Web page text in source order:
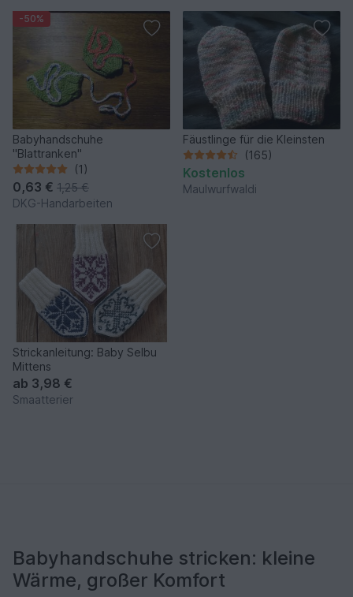
-50%
Babyhandschuhe
"Blattranken"
(1)
0,63 € 1,25 €
DKG-Handarbeiten
Fäustlinge für die Kleinsten
(165)
Kostenlos
Maulwurfwaldi
Strickanleitung: Baby Selbu
Mittens
ab 3,98 €
Smaatterier
Babyhandschuhe stricken: kleine
Wärme, großer Komfort